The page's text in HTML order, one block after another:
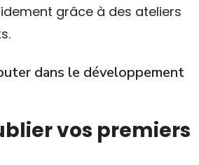
grâce à des ateliers
dans le développement
vos premiers